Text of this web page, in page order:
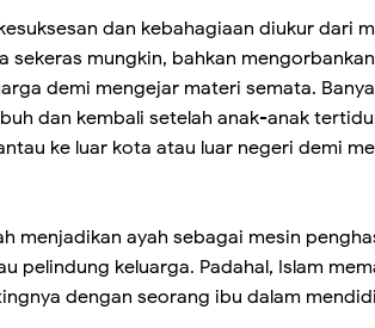
dan kebahagiaan diukur dari
sekeras mungkin, bahkan
demi mengejar materi semata.
dan kembali setelah anak-anak
ke luar kota atau luar negeri demi
menjadikan ayah sebagai mesin
pelindung keluarga. Padahal, Islam
dengan seorang ibu dalam